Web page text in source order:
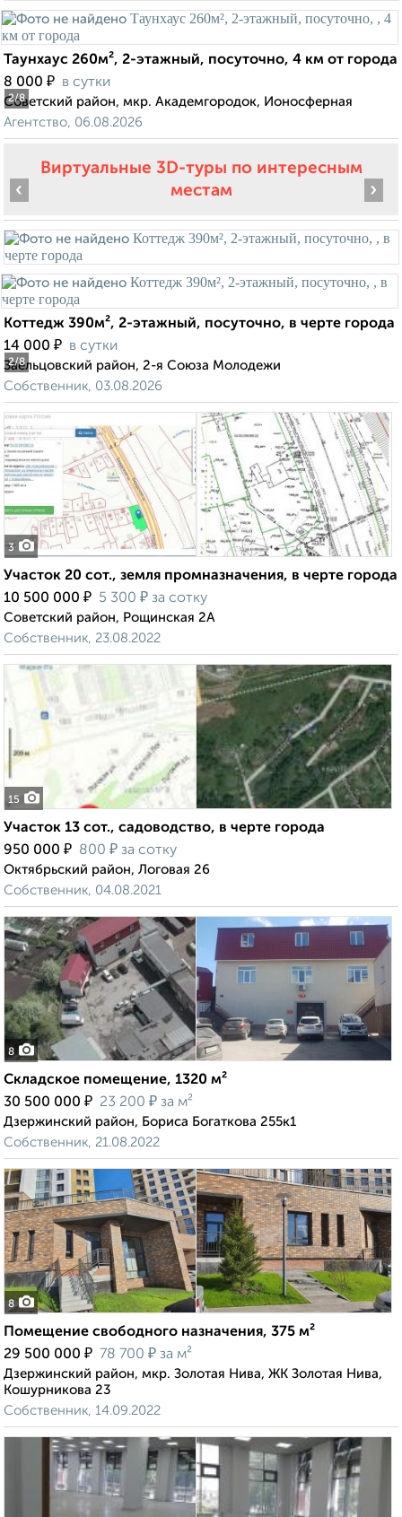
2/8
Таунхаус 260м², 2-этажный, посуточно, 4 км от города
8 000 ₽ в сутки
Советский район, мкр. Академгородок, Ионосферная
Агентство, 06.08.2026
Виртуальные 3D-туры по интересным
местам
2/8
‹ ›
Коттедж 390м², 2-этажный, посуточно, в черте города
14 000 ₽ в сутки
Заельцовский район, 2-я Союза Молодежи
Собственник, 03.08.2026
3
Участок 20 сот., земля промназначения, в черте города
10 500 000 ₽ 5 300 ₽ за сотку
Советский район, Рощинская 2А
Собственник, 23.08.2022
15
Участок 13 сот., садоводство, в черте города
950 000 ₽ 800 ₽ за сотку
Октябрьский район, Логовая 26
Собственник, 04.08.2021
8
Складское помещение, 1320 м²
30 500 000 ₽ 23 200 ₽ за м²
Дзержинский район, Бориса Богаткова 255к1
Собственник, 21.08.2022
8
Помещение свободного назначения, 375 м²
29 500 000 ₽ 78 700 ₽ за м²
Дзержинский район, мкр. Золотая Нива, ЖК Золотая Нива,
Кошурникова 23
Собственник, 14.09.2022